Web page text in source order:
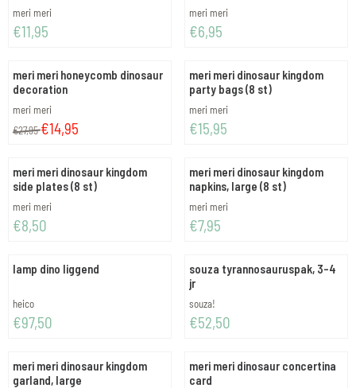
Merk:
meri meri
Prijs: 11,95
€11,95
Merk:
meri meri
Prijs: 6,95
€6,95
meri meri honeycomb dinosaur
decoration
Merk:
meri meri
Van 27,95 voor 14,95
€27,95€14,95
meri meri dinosaur kingdom
party bags (8 st)
Merk:
meri meri
Prijs: 15,95
€15,95
meri meri dinosaur kingdom
side plates (8 st)
Merk:
meri meri
Prijs: 8,50
€8,50
meri meri dinosaur kingdom
napkins, large (8 st)
Merk:
meri meri
Prijs: 7,95
€7,95
lamp dino liggend
Merk:
heico
Prijs: 97,50
€97,50
souza tyrannosauruspak, 3-4
jr
Merk:
souza!
Prijs: 52,50
€52,50
meri meri dinosaur kingdom
garland, large
meri meri dinosaur concertina
card